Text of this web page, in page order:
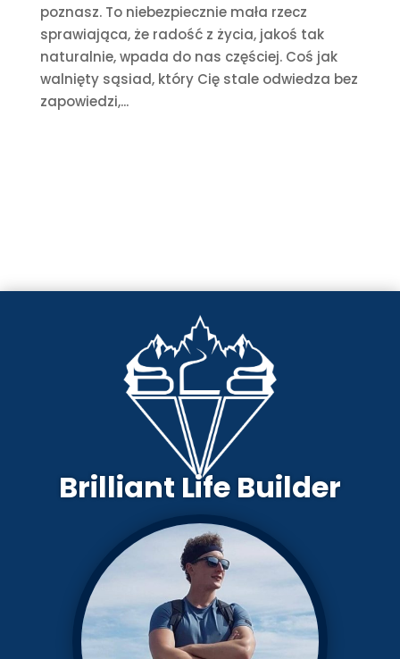
poznasz. To niebezpiecznie mała rzecz
sprawiająca, że radość z życia, jakoś tak
naturalnie, wpada do nas częściej. Coś jak
walnięty sąsiad, który Cię stale odwiedza bez
zapowiedzi,...
Brilliant Life Builder